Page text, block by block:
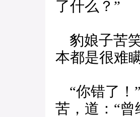
了什么？”
豹娘子苦
本都是很难
“你错了！
苦，道：“